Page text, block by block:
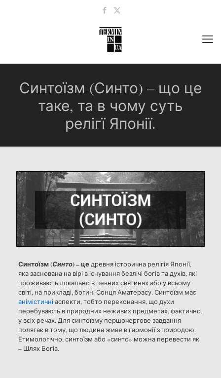
Синтоїзм (Синто) – що це
таке, та в чому суть
релігї Японії.
Синтоїзм (Синто) – цедревня історична релігія Японії,
яка заснована на вірі в існування безлічі богів та духів, які
проживають локально в певних святинях або у всьому
світі, на прикладі, богині Сонця Аматерасу. Синтоїзм має
анімістичніаспекти, тобто переконання, що духи
перебувають в природних неживих предметах, фактично,
у всіх речах. Для синтоїзму першочергове завдання
полягає в тому, що людина живе в гармонії з природою.
Етимологічно, синтоїзм або «синто» можна перевести як
– Шлях Богів.